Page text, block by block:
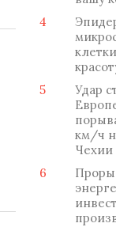
4
5
Удар
км/ч
Чехии
6